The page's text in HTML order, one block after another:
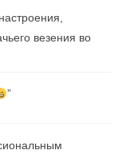
везения во
”